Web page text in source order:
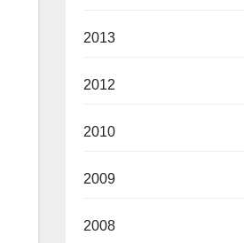
2013
2012
2010
2009
2008